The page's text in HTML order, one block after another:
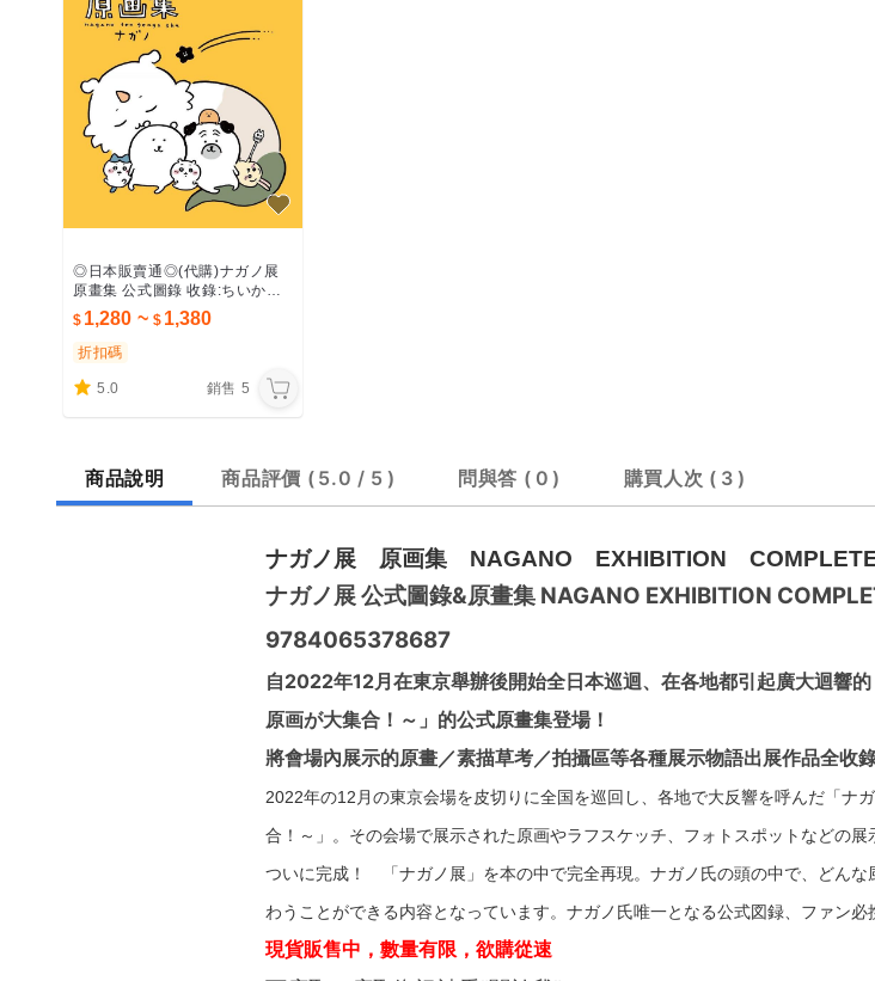
◎日本販賣通◎(代購)ナガノ展
原畫集 公式圖錄 收錄:ちいかわ
吉伊卡哇 對自己吐槽的白熊 畫冊
作品集
1,280 ~ 1,380
折扣碼
5.0 銷售 5
商品說明 商品評價 5.0 / 5 問與答 0 購買人次 3
ナガノ展 原画集 NAGANO EXHIBITION
ナガノ展 公式圖錄&原畫集 NAGANO EXHIBITION
9784065378687
自2022年12月在東京舉辦後開始全日本巡迴、在各地都引起廣大迴響
原画が大集合！～」的公式原畫集登場！
將會場內展示的原畫／素描草考／拍攝區等各種展示物語出展作品全收
2022年の12月の東京会場を皮切りに全国を巡回し、各地で大反響を呼んだ「ナ
合！～」。その会場で展示された原画やラフスケッチ、フォトスポットなどの
ついに完成！ 「ナガノ展」を本の中で完全再現。ナガノ氏の頭の中で、どん
わうことができる内容となっています。ナガノ氏唯一となる公式図録、ファン必
現貨販售中，數量有限，欲購從速